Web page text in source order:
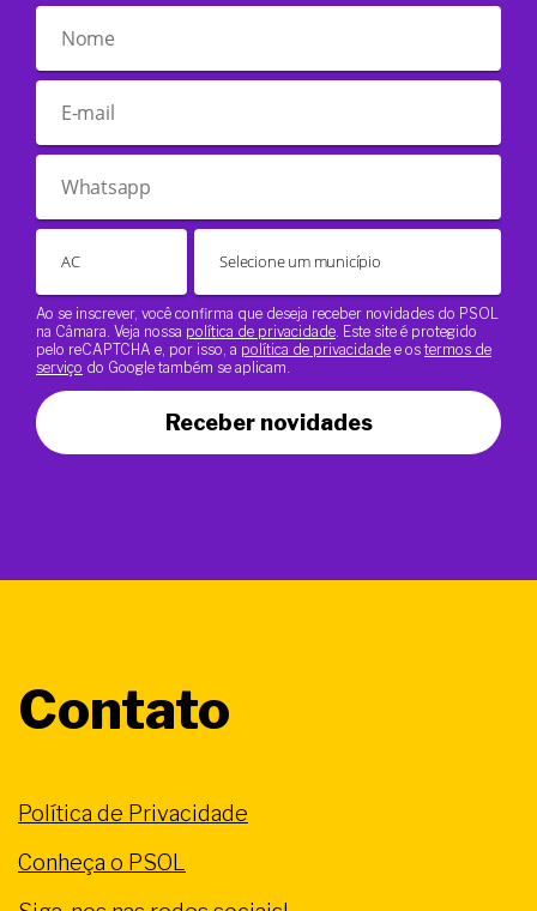
Ao se inscrever, você confirma que deseja receber novidades do PSOL
na Câmara. Veja nossa política de privacidade . Este site é protegido
pelo reCAPTCHA e, por isso, a política de privacidade e os termos de
serviço do Google também se aplicam.
Receber novidades
Contato
Política de Privacidade
Conheça o PSOL